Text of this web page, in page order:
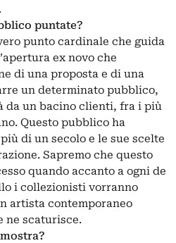
puntate?
punto cardinale che guida
ex novo che
di una proposta e di una
un determinato pubblico,
da un bacino clienti, fra i più
Questo pubblico ha
di un secolo e le sue scelte
Sapremo che questo
quando accanto a ogni de
i collezionisti vorranno
artista contemporaneo
ne scaturisce.